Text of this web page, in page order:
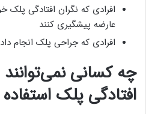
افرادی که نگران افتادگی
عارضه پیشگیری کنند
افرادی که جراحی پلک انجام
چه کسانی نمی‌توانند
افتادگی پلک استفاده